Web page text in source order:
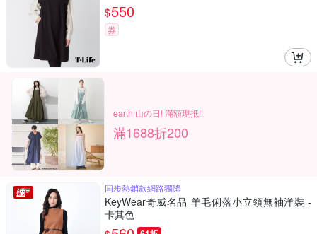
$550
券
earth 山の日! 滿額現抵!!
滿1688折200
同步熱銷款網路獨降
KeyWear奇威名品 羊毛俐落小立領無袖洋裝 -
卡其色